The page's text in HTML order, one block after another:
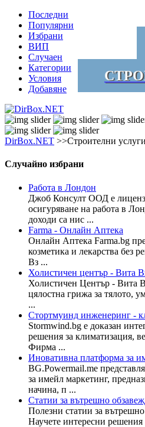
Последни
Популярни
Избрани
ВИП
Случаен
Категории
Условия
Добавяне
DirBox.NET >>Строителни услуги
Случайно избрани
Работа в Лондон
Джоб Консулт ООД е
осигуряване на работа в
доходи са нис ...
Farma - Онлайн Аптека
Онлайн Аптека Farma.bg
козметика и лекарства без
Вз ...
Холистичен център - Вита
Холистичен Център - Вита
цялостна грижа за тялото,
...
Стортмуинд инженеринг -
Stormwind.bg е доказан
решения за климатизация,
Фирма ...
Иновативна платформа за
BG.Powermail.me
за имейл маркетинг,
начина, п ...
Статии за вътрешно
Полезни статии за
Научете интересни